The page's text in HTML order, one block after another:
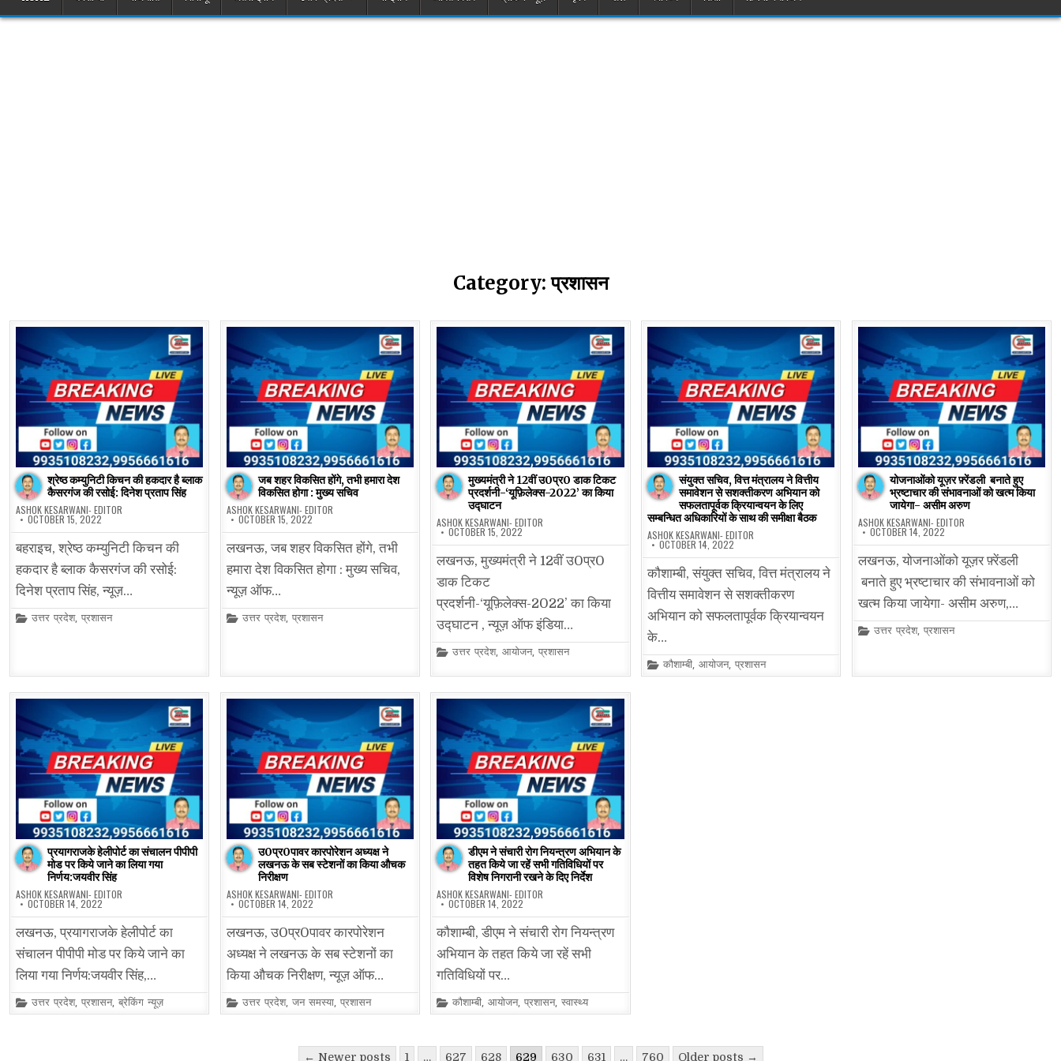
Category:प्रशासन
श्रेष्ठ कम्युनिटी किचन की हकदार है ब्लाक
कैसरगंज की रसोई: दिनेश प्रताप सिंह
ASHOK KESARWANI- EDITOR
OCTOBER 15, 2022
बहराइच, श्रेष्ठ कम्युनिटी किचन की
हकदार है ब्लाक कैसरगंज की रसोई:
दिनेश प्रताप सिंह, न्यूज़…
Posted
उत्तर प्रदेश, प्रशासन
जब शहर विकसित होंगे, तभी हमारा देश
विकसित होगा : मुख्य सचिव
ASHOK KESARWANI- EDITOR
OCTOBER 15, 2022
लखनऊ, जब शहर विकसित होंगे, तभी
हमारा देश विकसित होगा : मुख्य सचिव,
न्यूज़ ऑफ…
Posted
उत्तर प्रदेश, प्रशासन
मुख्यमंत्री ने 12वीं उ0प्र0 डाक टिकट
प्रदर्शनी-‘यूफ़िलेक्स-2022’ का किया
उद्घाटन
ASHOK KESARWANI- EDITOR
OCTOBER 15, 2022
लखनऊ, मुख्यमंत्री ने 12वीं उ0प्र0
डाक टिकट
प्रदर्शनी-‘यूफ़िलेक्स-2022’ का किया
उद्घाटन , न्यूज़ ऑफ इंडिया…
Posted
उत्तर प्रदेश,आयोजन,प्रशासन
संयुक्त सचिव, वित्त मंत्रालय ने वित्तीय
समावेशन से सशक्तीकरण अभियान को
सफलतापूर्वक क्रियान्वयन के लिए
सम्बन्धित अधिकारियों के साथ की समीक्षा बैठक
ASHOK KESARWANI- EDITOR
OCTOBER 14, 2022
कौशाम्बी, संयुक्त सचिव, वित्त मंत्रालय ने
वित्तीय समावेशन से सशक्तीकरण
अभियान को सफलतापूर्वक क्रियान्वयन
के…
Posted
in
कौशाम्बी, आयोजन, प्रशासन
योजनाओंको यूज़र फ़्रेंडली बनाते हुए
भ्रष्टाचार की संभावनाओं को खत्म किया
जायेगा- असीम अरुण
ASHOK KESARWANI- EDITOR
OCTOBER 14, 2022
लखनऊ, योजनाओंको यूज़र फ़्रेंडली
बनाते हुए भ्रष्टाचार की संभावनाओं को
खत्म किया जायेगा- असीम अरुण,…
Posted
उत्तर प्रदेश, प्रशासन
प्रयागराजके हेलीपोर्ट का संचालन पीपीपी
मोड पर किये जाने का लिया गया
निर्णय:जयवीर सिंह
ASHOK KESARWANI- EDITOR
OCTOBER 14, 2022
लखनऊ, प्रयागराजके हेलीपोर्ट का
संचालन पीपीपी मोड पर किये जाने का
लिया गया निर्णय:जयवीर सिंह,…
Posted
in
उत्तर प्रदेश, प्रशासन, ब्रेकिंग न्यूज़
उ0प्र0पावर कारपोरेशन अध्यक्ष ने
लखनऊ के सब स्टेशनों का किया औचक
निरीक्षण
ASHOK KESARWANI- EDITOR
OCTOBER 14, 2022
लखनऊ, उ0प्र0पावर कारपोरेशन
अध्यक्ष ने लखनऊ के सब स्टेशनों का
किया औचक निरीक्षण, न्यूज़ ऑफ…
Posted
in
उत्तर प्रदेश, जन समस्या, प्रशासन
डीएम ने संचारी रोग नियन्त्रण अभियान के
तहत किये जा रहें सभी गतिविधियों पर
विशेष निगरानी रखने के दिए निर्देश
ASHOK KESARWANI- EDITOR
OCTOBER 14, 2022
कौशाम्बी, डीएम ने संचारी रोग नियन्त्रण
अभियान के तहत किये जा रहें सभी
गतिविधियों पर…
Posted
in
कौशाम्बी,आयोजन,प्रशासन,स्वास्थ्य
← Newer posts 1 … 627 628 629 630 631 … 760 Older posts →